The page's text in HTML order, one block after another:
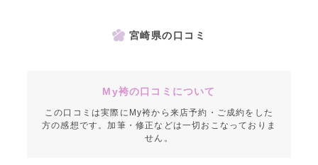
宮崎県の口コミ
My袴の口コミについて
この口コミは実際にMy袴から来店予約・ご成約をした
方の感想です。加筆・修正などは一切おこなっておりま
せん。